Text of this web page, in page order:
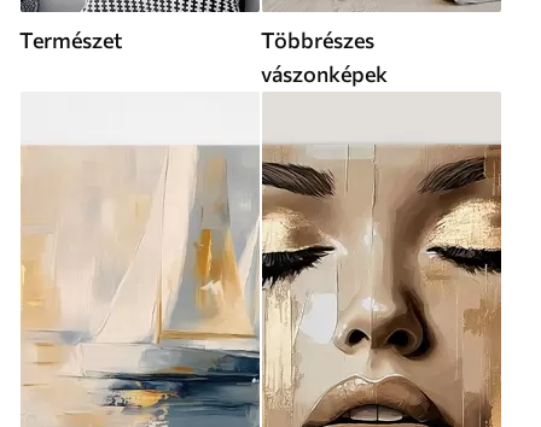
Természet
Többrészes
vászonképek